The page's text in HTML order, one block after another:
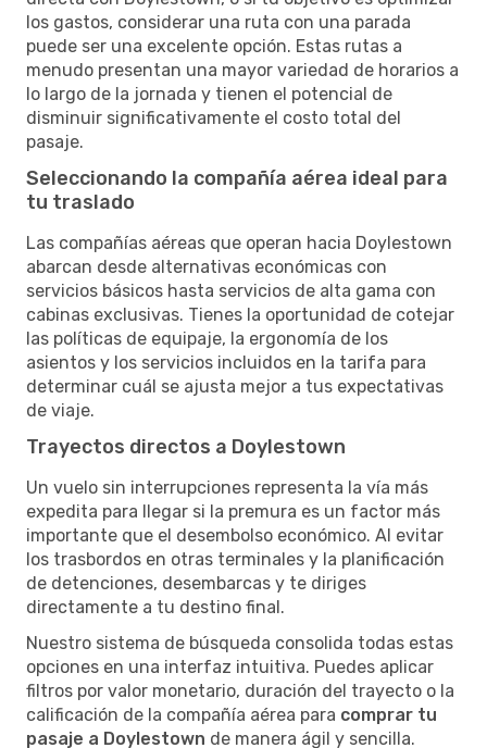
los gastos, considerar una ruta con una parada
puede ser una excelente opción. Estas rutas a
menudo presentan una mayor variedad de horarios a
lo largo de la jornada y tienen el potencial de
disminuir significativamente el costo total del
pasaje.
Seleccionando la compañía aérea ideal para
tu traslado
Las compañías aéreas que operan hacia Doylestown
abarcan desde alternativas económicas con
servicios básicos hasta servicios de alta gama con
cabinas exclusivas. Tienes la oportunidad de cotejar
las políticas de equipaje, la ergonomía de los
asientos y los servicios incluidos en la tarifa para
determinar cuál se ajusta mejor a tus expectativas
de viaje.
Trayectos directos a Doylestown
Un vuelo sin interrupciones representa la vía más
expedita para llegar si la premura es un factor más
importante que el desembolso económico. Al evitar
los trasbordos en otras terminales y la planificación
de detenciones, desembarcas y te diriges
directamente a tu destino final.
Nuestro sistema de búsqueda consolida todas estas
opciones en una interfaz intuitiva. Puedes aplicar
filtros por valor monetario, duración del trayecto o la
calificación de la compañía aérea para comprar tu
pasaje a Doylestown de manera ágil y sencilla.